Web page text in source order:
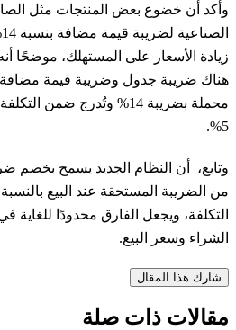
وأكد أن خضوع بعض المنتجات مثل
هناك ضريبة جدول وضريبة قيمة
محملة بضريبة 14% وتُدرج ضمن
5%.
من الضريبة المستحقة عند البيع
التكلفة، ويجعل الفارق محدودًا
الشراء وسعر البيع.
شارك هذا المقال
مقالات ذات صلة